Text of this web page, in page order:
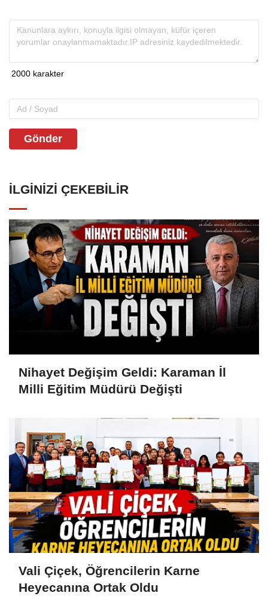
Gönder
İLGINIZI ÇEKEBILIR
Nihayet Değişim Geldi: Karaman İl
Milli Eğitim Müdürü Değişti
Vali Çiçek, Öğrencilerin Karne
Heyecanına Ortak Oldu